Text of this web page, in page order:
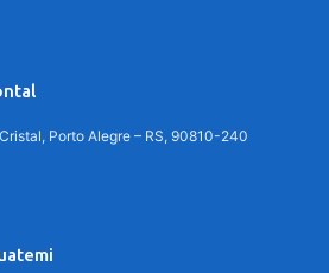
Porto Alegre – RS, 90810-240